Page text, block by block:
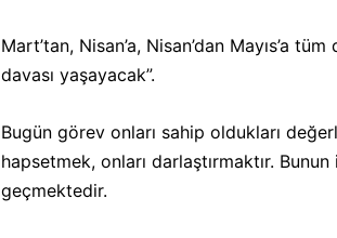
Mart’tan, Nisan’a, Nisan’dan Mayıs’a
davası yaşayacak”.
Bugün görev onları sahip oldukları
hapsetmek, onları darlaştırmaktır.
geçmektedir.